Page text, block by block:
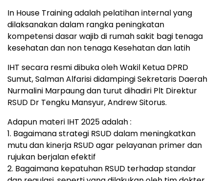
In House Training adalah pelatihan internal yang
dilaksanakan dalam rangka peningkatan
kompetensi dasar wajib di rumah sakit bagi tenaga
kesehatan dan non tenaga Kesehatan dan latih
IHT secara resmi dibuka oleh Wakil Ketua DPRD
Sumut, Salman Alfarisi didampingi Sekretaris Daerah
Nurmalini Marpaung dan turut dihadiri Plt Direktur
RSUD Dr Tengku Mansyur, Andrew Sitorus.
Adapun materi IHT 2025 adalah :
1. Bagaimana strategi RSUD dalam meningkatkan
mutu dan kinerja RSUD agar pelayanan primer dan
rujukan berjalan efektif
2. Bagaimana kepatuhan RSUD terhadap standar